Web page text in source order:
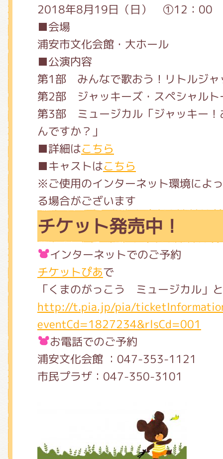
2018年8月19日（日） ①12：
■会場
浦安市文化会館・大ホール
■公演内容
第1部 みんなで歌おう！リトルジャ
第2部 ジャッキーズ・スペシャルト
第3部 ミュージカル「ジャッキー！
んですか？」
■詳細はこちら
■キャストはこちら
※ご使用のインターネット環境によ
る場合がございます
チケット発売中！
インターネットでのご予約
チケットぴあで
「くまのがっこう ミュージカル」
http://t.pia.jp/pia/
eventCd=1827234&rlsCd=001
お電話でのご予約
浦安文化会館 ：047-353-1121
市民プラザ：047-350-3101